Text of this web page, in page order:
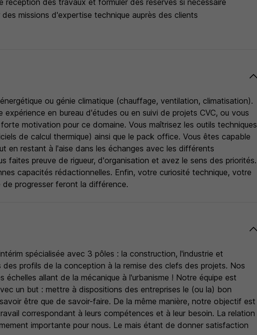
réception des travaux et formuler des réserves si nécessaire
missions d'expertise technique auprès des clients
ou génie climatique (chauffage, ventilation, climatisation).
expérience en bureau d'études ou en suivi de projets CVC, ou vous
motivation pour ce domaine. Vous maîtrisez les outils techniques
de calcul thermique) ainsi que le pack office. Vous êtes capable
en restant à l'aise dans les échanges avec les différents
faites preuve de rigueur, d'organisation et avez le sens des priorités.
capacités rédactionnelles. Enfin, votre curiosité technique, votre
progresser feront la différence.
spécialisée avec 3 pôles : la construction, l'industrie et
des profils de la conception à la remise des clefs des projets. Nos
échelles allant de la mécanique à l'urbanisme ! Notre équipe est
un but : mettre à dispositions des entreprises le (ou la) bon
être que de savoir-faire. De la même manière, notre objectif est
correspondant à leurs compétences et à leur besoin. La relation
importante pour nous. Le mais étant de donner satisfaction